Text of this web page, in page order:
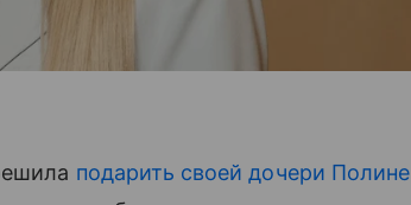
подарить своей дочери Полине